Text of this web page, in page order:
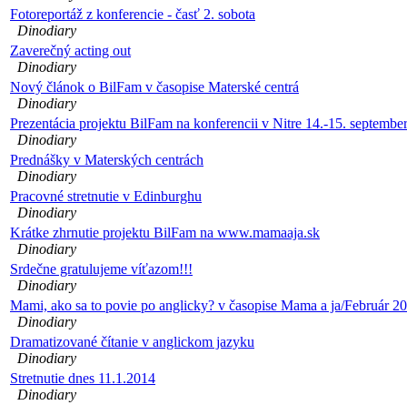
Fotoreportáž z konferencie - časť 2. sobota
Dinodiary
Zaverečný acting out
Dinodiary
Nový článok o BilFam v časopise Materské centrá
Dinodiary
Prezentácia projektu BilFam na konferencii v Nitre 14.-15.
Dinodiary
Prednášky v Materských centrách
Dinodiary
Pracovné stretnutie v Edinburghu
Dinodiary
Krátke zhrnutie projektu BilFam na www.mamaaja.sk
Dinodiary
Srdečne gratulujeme víťazom!!!
Dinodiary
Mami, ako sa to povie po anglicky? v časopise Mama a ja/Február
Dinodiary
Dramatizované čítanie v anglickom jazyku
Dinodiary
Stretnutie dnes 11.1.2014
Dinodiary